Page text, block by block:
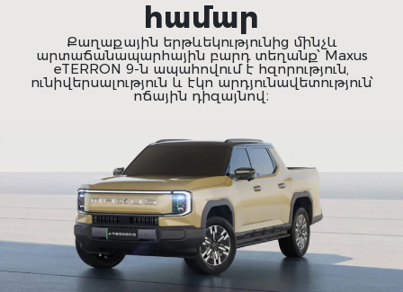
համար
Քաղաքային երթևեկությունից մինչև
արտաճանապարհային բարդ տեղանք՝ Maxus
eTERRON 9-ն ապահովում է հզորություն,
ունիվերսալություն և էկո արդյունավետություն՝
ոճային դիզայնով։